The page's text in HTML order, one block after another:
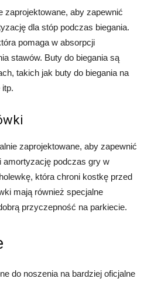
zaprojektowane, aby zapewnić
dla stóp podczas biegania.
pomaga w absorpcji
stawów. Buty do biegania są
takich jak buty do biegania na
zaprojektowane, aby zapewnić
amortyzację podczas gry w
która chroni kostkę przed
mają również specjalne
przyczepność na parkiecie.
do noszenia na bardziej oficjalne